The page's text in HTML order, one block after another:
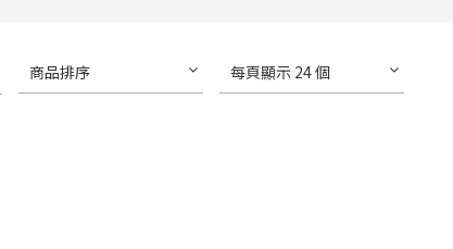
商品排序 每頁顯示 24 個